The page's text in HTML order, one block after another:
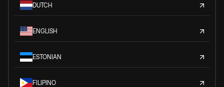
DUTCH
ENGLISH
ESTONIAN
FILIPINO